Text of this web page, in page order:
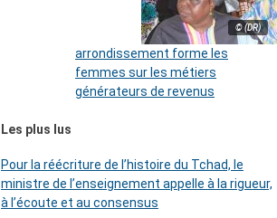
© (DR)
arrondissement forme les
femmes sur les métiers
générateurs de revenus
Les plus lus
Pour la réécriture de l’histoire du Tchad, le
ministre de l’enseignement appelle à la rigueur,
à l’écoute et au consensus